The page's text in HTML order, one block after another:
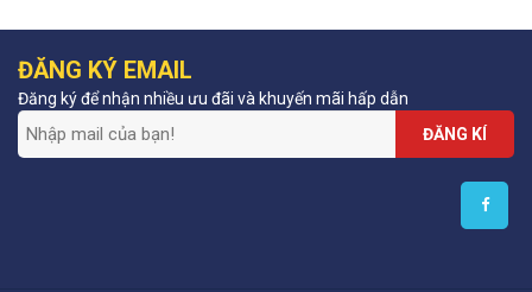
ĐĂNG KÝ EMAIL
Đăng ký để nhận nhiều ưu đãi và khuyến mãi hấp dẫn
ĐĂNG KÍ